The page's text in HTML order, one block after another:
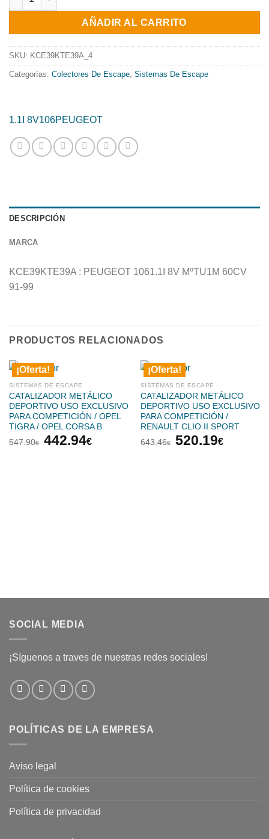
original
era:
751.96€.
actual
es:
607.90€.
AÑADIR AL CARRITO
SKU: KCE39KTE39A_4
Categorías: Colectores De Escape, Sistemas De Escape
1.1I 8V106PEUGEOT
DESCRIPCIÓN
MARCA
KCE39KTE39A : PEUGEOT 1061.1I 8V MºTU1M 60CV
91-99
PRODUCTOS RELACIONADOS
¡Oferta!
SISTEMAS DE ESCAPE
CATALIZADOR METÁLICO
DEPORTIVO USO EXCLUSIVO
PARA COMPETICIÓN / OPEL
TIGRA / OPEL CORSA B
547.90€
El
442.94€El
¡Oferta!
SISTEMAS DE ESCAPE
CATALIZADOR METÁLICO
DEPORTIVO USO EXCLUSIVO
PARA COMPETICIÓN /
RENAULT CLIO II SPORT
643.46€
El
520.19€El
SOCIAL MEDIA
¡Síguenos a traves de nuestras redes sociales!
POLÍTICAS DE LA EMPRESA
Aviso legal
Política de cookies
Política de privacidad